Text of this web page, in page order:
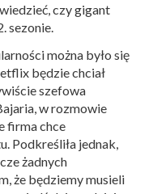
czy gigant
sezonie.
można było się
będzie chciał
szefowa
w rozmowie
firma chce
Podkreśliła jednak,
żadnych
że będziemy musieli